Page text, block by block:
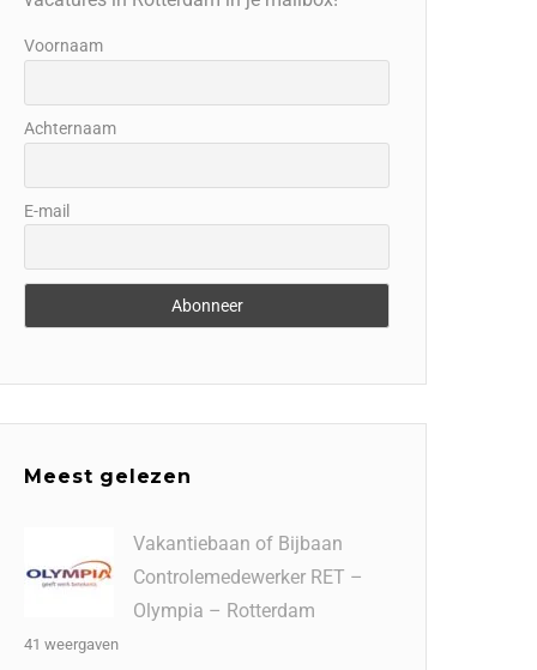
Voornaam
Achternaam
E-mail
Meest gelezen
Vakantiebaan of Bijbaan
Controlemedewerker RET –
Olympia – Rotterdam
41 weergaven